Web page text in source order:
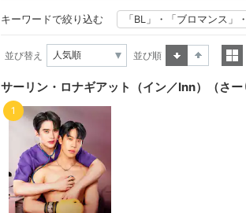
キーワードで絞り込む 「BL」・「ブロマンス」
並び替え
並び順
表示
サーリン・ロナギアット（イン／Inn）（さ
1